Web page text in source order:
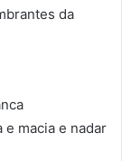
da
e macia e nadar